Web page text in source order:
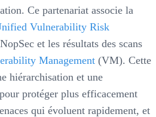
Ce partenariat associe la
Vulnerability Risk
et les résultats des scans
Management (VM). Cette
hiérarchisation et une
protéger plus efficacement
qui évoluent rapidement, et